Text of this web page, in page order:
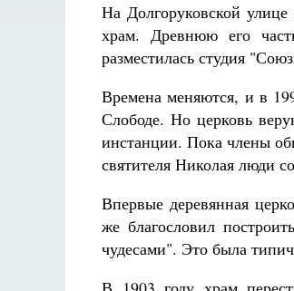
На Долгоруковской
храм. Древнюю его
разместилась студия
Времена меняются, и в
Слободе. Но церковь
инстанции. Пока члены
святителя Николая люди
Впервые деревянная
же благословил
чудесами". Это была